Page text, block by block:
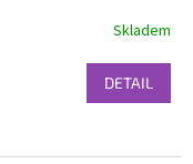
Skladem
DETAIL